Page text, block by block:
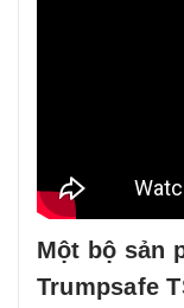
Một bộ sản
Trumpsafe